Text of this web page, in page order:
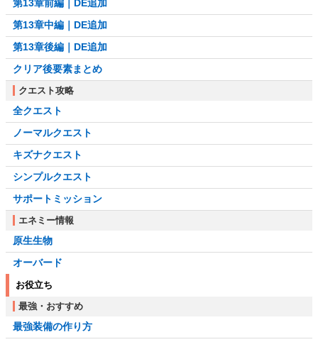
第13章前編｜DE追加
第13章中編｜DE追加
第13章後編｜DE追加
クリア後要素まとめ
クエスト攻略
全クエスト
ノーマルクエスト
キズナクエスト
シンプルクエスト
サポートミッション
エネミー情報
原生生物
オーバード
お役立ち
最強・おすすめ
最強装備の作り方